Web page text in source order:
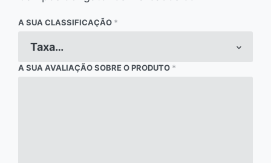
A SUA CLASSIFICAÇÃO *
A SUA AVALIAÇÃO SOBRE O PRODUTO *